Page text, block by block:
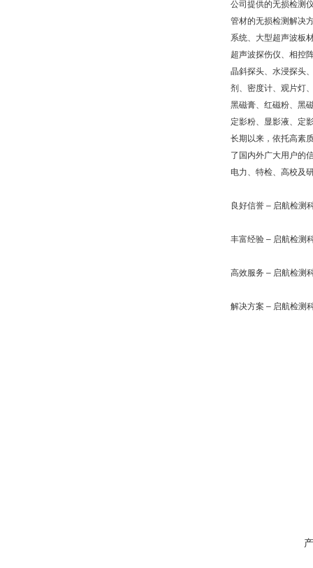
公司提供的无损检测
管材的无损检测解决
系统、大型超声波板
超声波探伤仪、相控
晶斜探头、水浸探头
剂、密度计、观片灯
黑磁膏、红磁粉、黑
定影粉、显影液、定
长期以来，依托高素
了国内外广大用户的
电力、特检、高校及
良好信誉 – 启航检测
丰富经验 – 启航检测
高效服务 – 启航检测
解决方案 – 启航检测